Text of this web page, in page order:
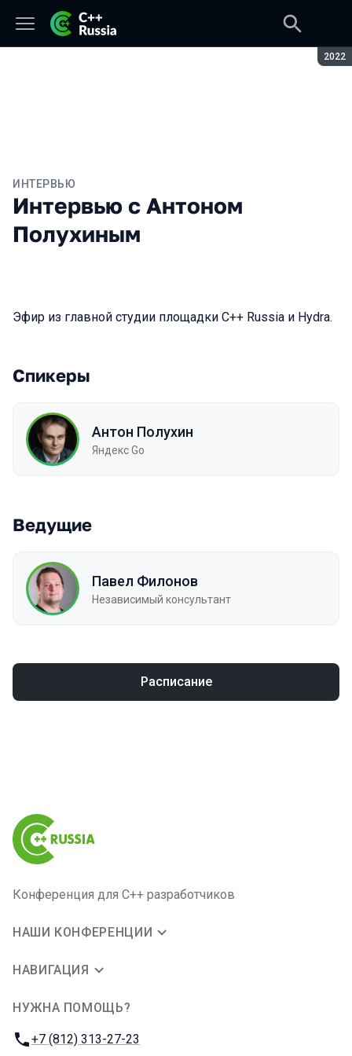
2022
ИНТЕРВЬЮ
Интервью с Антоном
Полухиным
Эфир из главной студии площадки C++ Russia и Hydra.
Спикеры
Антон Полухин
Яндекс Go
Ведущие
Павел Филонов
Независимый консультант
Расписание
Конференция для C++ разработчиков
НАШИ КОНФЕРЕНЦИИ
НАВИГАЦИЯ
НУЖНА ПОМОЩЬ?
Телефон:
+7 (812) 313-27-23